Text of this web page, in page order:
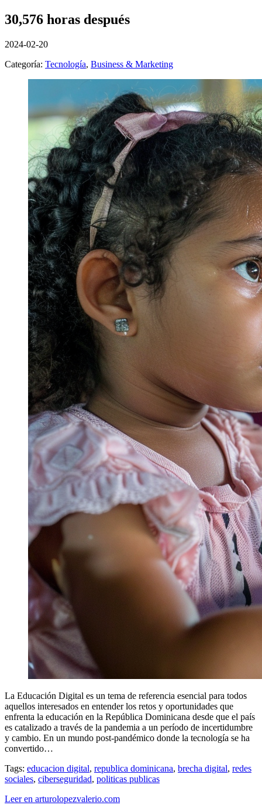
30,576 horas después
2024-02-20
Categoría: Tecnología, Business & Marketing
La Educación Digital es un tema de referencia esencial para todos
aquellos interesados en entender los retos y oportunidades que
enfrenta la educación en la República Dominicana desde que el país
es catalizado a través de la pandemia a un período de incertidumbre
y cambio. En un mundo post-pandémico donde la tecnología se ha
convertido…
Tags: educacion digital, republica dominicana, brecha digital, redes
sociales, ciberseguridad, politicas publicas
Leer en arturolopezvalerio.com